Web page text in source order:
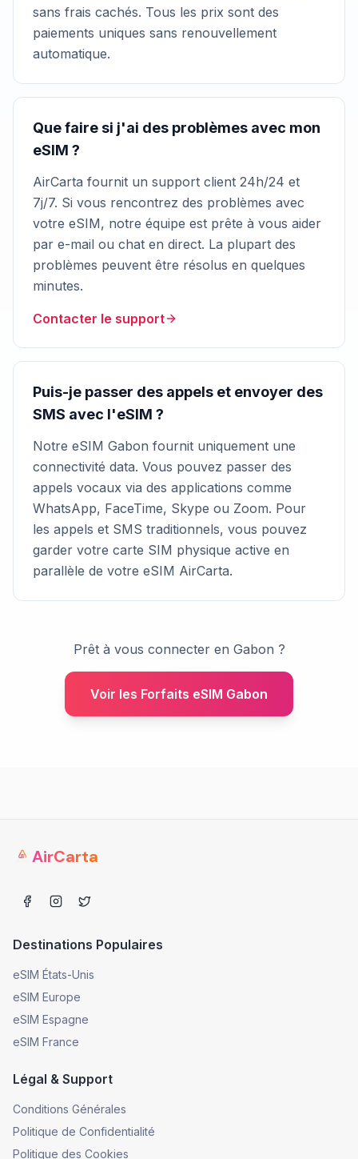
sans frais cachés. Tous les prix sont des
paiements uniques sans renouvellement
automatique.
Que faire si j'ai des problèmes avec mon
eSIM ?
AirCarta fournit un support client 24h/24 et
7j/7. Si vous rencontrez des problèmes avec
votre eSIM, notre équipe est prête à vous aider
par e-mail ou chat en direct. La plupart des
problèmes peuvent être résolus en quelques
minutes.
Contacter le support
Puis-je passer des appels et envoyer des
SMS avec l'eSIM ?
Notre eSIM Gabon fournit uniquement une
connectivité data. Vous pouvez passer des
appels vocaux via des applications comme
WhatsApp, FaceTime, Skype ou Zoom. Pour
les appels et SMS traditionnels, vous pouvez
garder votre carte SIM physique active en
parallèle de votre eSIM AirCarta.
Prêt à vous connecter en Gabon ?
Voir les Forfaits eSIM Gabon
AirCarta
Destinations Populaires
eSIM États-Unis
eSIM Europe
eSIM Espagne
eSIM France
Légal & Support
Conditions Générales
Politique de Confidentialité
Politique des Cookies